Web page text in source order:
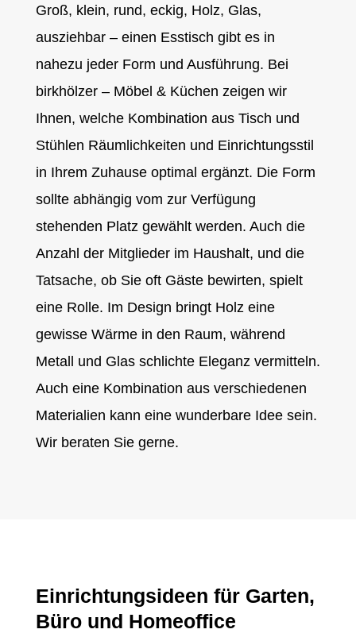
Groß, klein, rund, eckig, Holz, Glas,
ausziehbar – einen Esstisch gibt es in
nahezu jeder Form und Ausführung. Bei
birkhölzer – Möbel & Küchen zeigen wir
Ihnen, welche Kombination aus Tisch und
Stühlen Räumlichkeiten und Einrichtungsstil
in Ihrem Zuhause optimal ergänzt. Die Form
sollte abhängig vom zur Verfügung
stehenden Platz gewählt werden. Auch die
Anzahl der Mitglieder im Haushalt, und die
Tatsache, ob Sie oft Gäste bewirten, spielt
eine Rolle. Im Design bringt Holz eine
gewisse Wärme in den Raum, während
Metall und Glas schlichte Eleganz vermitteln.
Auch eine Kombination aus verschiedenen
Materialien kann eine wunderbare Idee sein.
Wir beraten Sie gerne.
Einrichtungsideen für Garten,
Büro und Homeoffice